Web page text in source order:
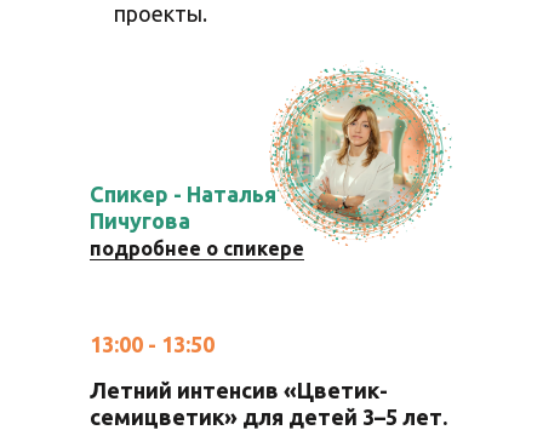
Летний интенсив «Цветик-
семицветик» для детей 3–5 лет.
13:00 - 13:50
проекты.
подробнее о спикере
Спикер - Наталья
Пичугова